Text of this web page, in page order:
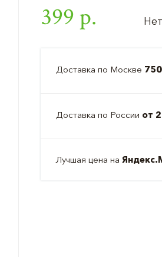
399 р.
Доставка по Москве
Доставка по России от
Лучшая цена на